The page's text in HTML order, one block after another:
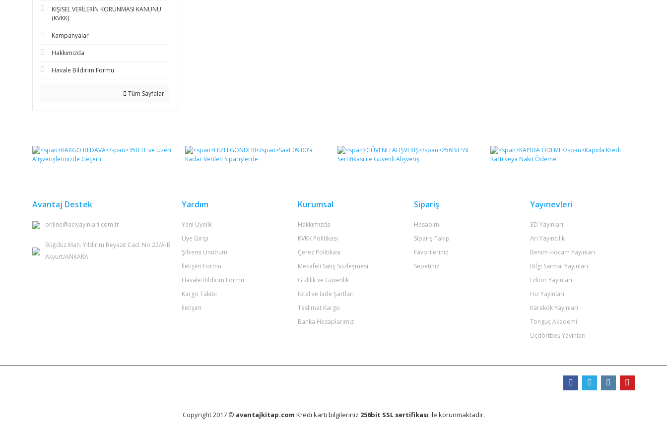
KİŞİSEL VERİLERİN KORUNMASI KANUNU
(KVKK)
Kampanyalar
Hakkımızda
Havale Bildirim Formu
Tüm Sayfalar
Avantaj Destek
online@aciyayinlari.com.tr
Büğdüz Mah. Yıldırım Beyazıt Cad. No:22/A-B
Akyurt/ANKARA
Yardım
Yeni Üyelik
Üye Girişi
Şifremi Unuttum
İletişim Formu
Havale Bildirim Formu
Kargo Takibi
İletişim
Kurumsal
Hakkımızda
KVKK Politikası
Çerez Politikası
Mesafeli Satış Sözleşmesi
Gizlilik ve Güvenlik
İptal ve İade Şartları
Teslimat Kargo
Banka Hesaplarımız
Sipariş
Hesabım
Sipariş Takip
Favorileriniz
Sepetiniz
Yayınevleri
3D Yayınları
Arı Yayıncılık
Benim Hocam Yayınları
Bilgi Sarmal Yayınları
Editör Yayınları
Hız Yayınları
Karekök Yayınları
Tonguç Akademi
Üçdörtbeş Yayınları
Copyright 2017 © avantajkitap.com Kredi kartı bilgileriniz 256bit SSL sertifikası ile korunmaktadır.